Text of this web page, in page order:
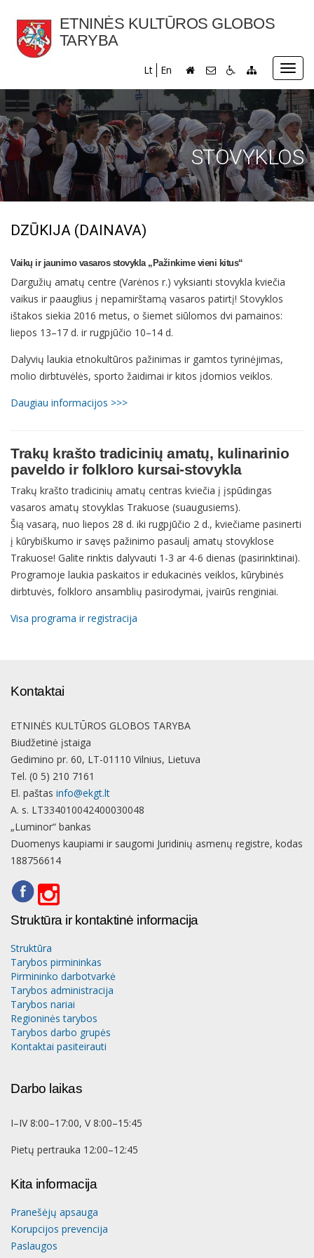
ETNINĖS KULTŪROS GLOBOS
TARYBA
Lt En
STOVYKLOS
DZŪKIJA (DAINAVA)
Vaikų ir jaunimo vasaros stovykla „Pažinkime vieni kitus“
Dargužių amatų centre (Varėnos r.) vyksianti stovykla kviečia
vaikus ir paauglius į nepamirštamą vasaros patirtį! Stovyklos
ištakos siekia 2016 metus, o šiemet siūlomos dvi pamainos:
liepos 13–17 d. ir rugpjūčio 10–14 d.
Dalyvių laukia etnokultūros pažinimas ir gamtos tyrinėjimas,
molio dirbtuvėlės, sporto žaidimai ir kitos įdomios veiklos.
Daugiau informacijos >>>
Trakų krašto tradicinių amatų, kulinarinio
paveldo ir folkloro kursai-stovykla
Trakų krašto tradicinių amatų centras kviečia į įspūdingas
vasaros amatų stovyklas Trakuose (suaugusiems).
Šią vasarą, nuo liepos 28 d. iki rugpjūčio 2 d., kviečiame pasinerti
į kūrybiškumo ir savęs pažinimo pasaulį amatų stovyklose
Trakuose! Galite rinktis dalyvauti 1-3 ar 4-6 dienas (pasirinktinai).
Programoje laukia paskaitos ir edukacinės veiklos, kūrybinės
dirbtuvės, folkloro ansamblių pasirodymai, įvairūs renginiai.
Visa programa ir registracija
Kontaktai
ETNINĖS KULTŪROS GLOBOS TARYBA
Biudžetinė įstaiga
Gedimino pr. 60, LT-01110 Vilnius, Lietuva
Tel. (0 5) 210 7161
El. paštas info@ekgt.lt
A. s. LT334010042400030048
„Luminor“ bankas
Duomenys kaupiami ir saugomi Juridinių asmenų registre, kodas
188756614
Struktūra ir kontaktinė informacija
Struktūra
Tarybos pirmininkas
Pirmininko darbotvarkė
Tarybos administracija
Tarybos nariai
Regioninės tarybos
Tarybos darbo grupės
Kontaktai pasiteirauti
Darbo laikas
I–IV 8:00–17:00, V 8:00–15:45
Pietų pertrauka 12:00–12:45
Kita informacija
Pranešėjų apsauga
Korupcijos prevencija
Paslaugos